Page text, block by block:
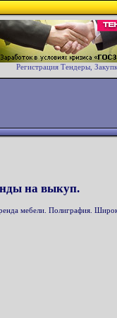
Регистрация Тендеры,
на выкуп.
мебели. Полиграфия.